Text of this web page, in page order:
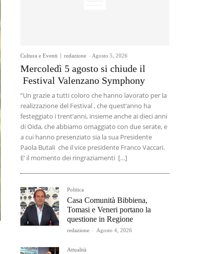
Cultura e Eventi redazione - Agosto 5, 2026
Mercoledì 5 agosto si chiude il
Festival Valenzano Symphony
“Un grazie a tutti coloro che hanno lavorato per la
realizzazione del Festival , che quest’anno ha
festeggiato i trent’anni, insieme anche ai dieci anni
di Oida, che abbiamo omaggiato con due serate, e
a cui hanno presenziato sia la sua Presidente
Paola Butali che il vice presidente Franco Vaccari.
E’ il momento dei ringraziamenti […]
Politica
Casa Comunità Bibbiena,
Tomasi e Veneri portano la
questione in Regione
redazione - Agosto 4, 2026
Attualità